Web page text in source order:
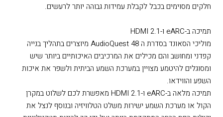
חלקים מסוימים בכבל לקבלת עמידות גבוהה יותר לרעשים.
תמיכה ב-eARC ו-HDMI 2.1
מוליכי הסאונד בסדרת ה AudioQuest 48 מיוצרים בתהליך בנייה
קפדני ומחושב והם מכילים את המרכיבים האיכותיים ביותר שיש
ומסוגלים להיטמע מצויין במערכת השמע הביתית ולשפר את איכות
השפע והווידאו.
תמיכה מלאה ב-eARC ו-HDMI 2.1 מאפשרת לכם לשלוט במקרן
הקול או מערכת השמע ישירות משלט הטלוויזיה ובנוסף לנצל את